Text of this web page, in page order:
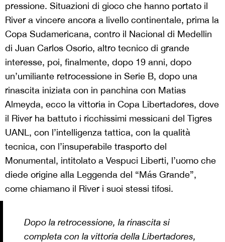
pressione. Situazioni di gioco che hanno portato il
River a vincere ancora a livello continentale, prima la
Copa Sudamericana, contro il Nacional di Medellin
di Juan Carlos Osorio, altro tecnico di grande
interesse, poi, finalmente, dopo 19 anni, dopo
un’umiliante retrocessione in Serie B, dopo una
rinascita iniziata con in panchina con Matias
Almeyda, ecco la vittoria in Copa Libertadores, dove
il River ha battuto i ricchissimi messicani del Tigres
UANL, con l’intelligenza tattica, con la qualità
tecnica, con l’insuperabile trasporto del
Monumental, intitolato a Vespuci Liberti, l’uomo che
diede origine alla Leggenda del “Más Grande”,
come chiamano il River i suoi stessi tifosi.
Dopo la retrocessione, la rinascita si
completa con la vittoria della Libertadores,